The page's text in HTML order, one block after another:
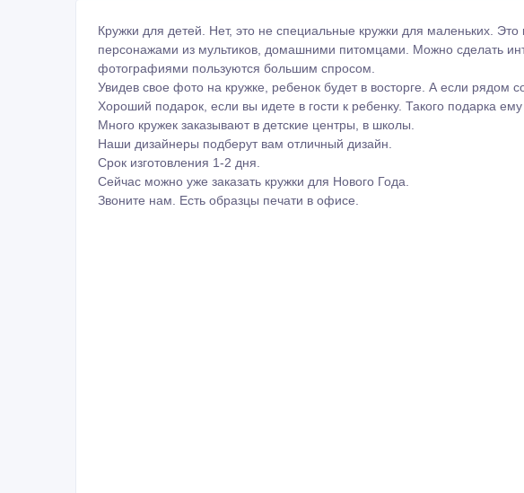
Кружки для детей. Нет, это не специальные кружки для маленьких.
персонажами из мультиков, домашними питомцами. Можно сделать
фотографиями пользуются большим спросом.
Увидев свое фото на кружке, ребенок будет в восторге. А если рядом
Хороший подарок, если вы идете в гости к ребенку. Такого подарка
Много кружек заказывают в детские центры, в школы.
Наши дизайнеры подберут вам отличный дизайн.
Срок изготовления 1-2 дня.
Сейчас можно уже заказать кружки для Нового Года.
Звоните нам. Есть образцы печати в офисе.